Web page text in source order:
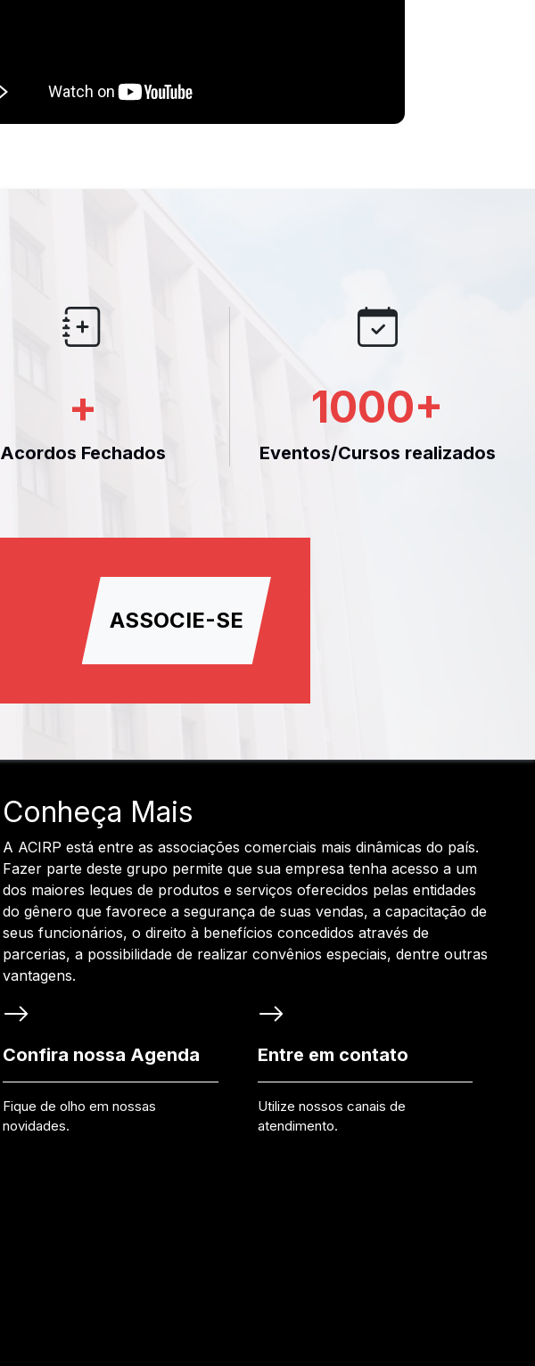
+
Acordos Fechados
1000+
Eventos/Cursos realizados
ASSOCIE-SE
Conheça Mais
A ACIRP está entre as associações comerciais mais dinâmicas do país.
Fazer parte deste grupo permite que sua empresa tenha acesso a um
dos maiores leques de produtos e serviços oferecidos pelas entidades
do gênero que favorece a segurança de suas vendas, a capacitação de
seus funcionários, o direito à benefícios concedidos através de
parcerias, a possibilidade de realizar convênios especiais, dentre outras
vantagens.
Confira nossa Agenda
Fique de olho em nossas
novidades.
Entre em contato
Utilize nossos canais de
atendimento.